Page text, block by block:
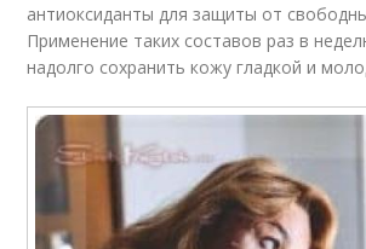
антиоксиданты для защиты от
Применение таких составов раз в
надолго сохранить кожу гладкой и